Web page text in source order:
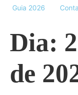
Guia 2026
Dia:
de